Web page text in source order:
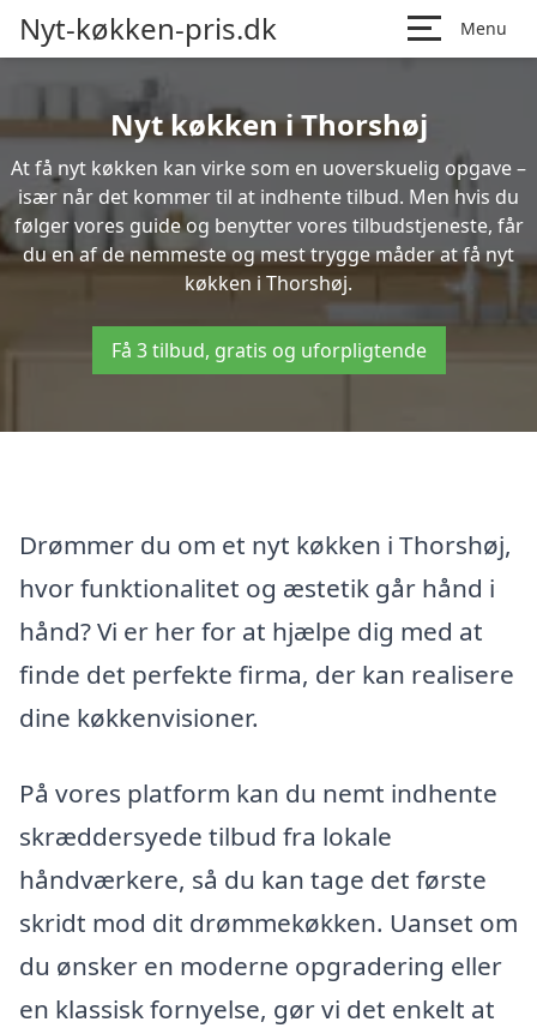
Nyt-køkken-pris.dk Menu
Nyt køkken i Thorshøj
At få nyt køkken kan virke som en uoverskuelig opgave –
især når det kommer til at indhente tilbud. Men hvis du
følger vores guide og benytter vores tilbudstjeneste, får
du en af de nemmeste og mest trygge måder at få nyt
køkken i Thorshøj.
Få 3 tilbud, gratis og uforpligtende
Drømmer du om et nyt køkken i Thorshøj,
hvor funktionalitet og æstetik går hånd i
hånd? Vi er her for at hjælpe dig med at
finde det perfekte firma, der kan realisere
dine køkkenvisioner.
På vores platform kan du nemt indhente
skræddersyede tilbud fra lokale
håndværkere, så du kan tage det første
skridt mod dit drømmekøkken. Uanset om
du ønsker en moderne opgradering eller
en klassisk fornyelse, gør vi det enkelt at